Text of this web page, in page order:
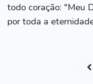
todo coração: "Meu
por toda a